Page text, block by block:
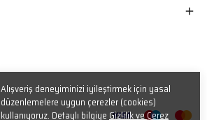
Alışveriş deneyiminizi iyileştirmek için yasal
düzenlemelere uygun çerezler (cookies)
kullanıyoruz. Detaylı bilgiye Gizlilik ve Çerez